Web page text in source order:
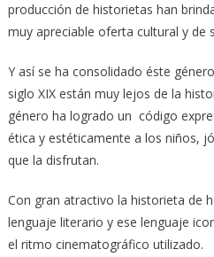
producción de historietas han
muy apreciable oferta cultural y de
Y así se ha consolidado éste
siglo XIX están muy lejos de la
género ha logrado un código
ética y estéticamente a los niños,
que la disfrutan.
Con gran atractivo la historieta de
lenguaje literario y ese lenguaje
el ritmo cinematográfico utilizado.